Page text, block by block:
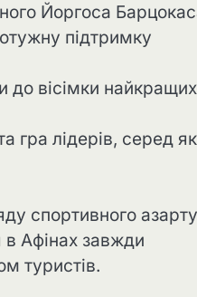
Йоргоса
підтримку
до вісімки найкращих
гра лідерів, серед
спортивного
в Афінах завжди
туристів.